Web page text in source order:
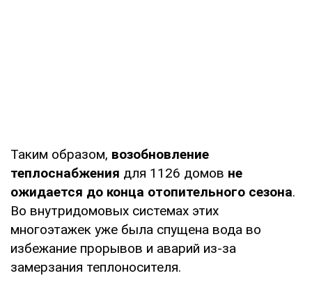
Таким образом, возобновление
теплоснабжения для 1126 домов не
ожидается до конца отопительного сезона.
Во внутридомовых системах этих
многоэтажек уже была спущена вода во
избежание прорывов и аварий из-за
замерзания теплоносителя.